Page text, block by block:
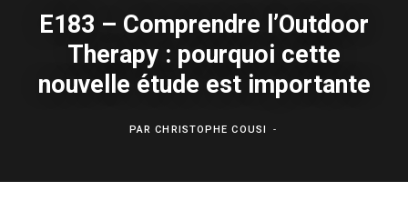
E183 – Comprendre l’Outdoor
Therapy : pourquoi cette
nouvelle étude est importante
PARCHRISTOPHE COUSI